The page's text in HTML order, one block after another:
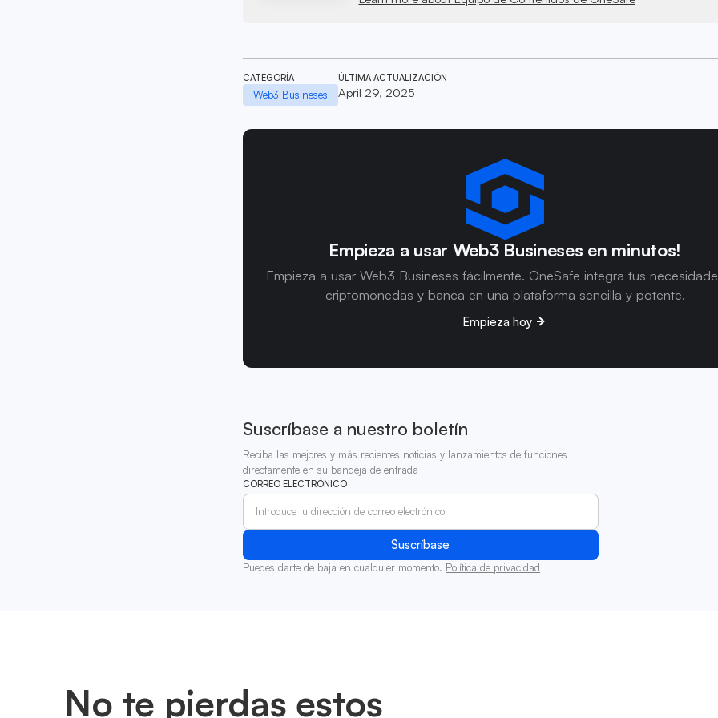
CATEGORÍA
Web3 Busineses
ÚLTIMA ACTUALIZACIÓN
April 29, 2025
Empieza a usar Web3 Busineses en minutos!
Empieza a usar Web3 Busineses fácilmente. OneSafe integra tus
criptomonedas y banca en una plataforma sencilla y potente.
Empieza hoy
Suscríbase a nuestro boletín
Reciba las mejores y más recientes noticias y lanzamientos de funciones
directamente en su bandeja de entrada
CORREO ELECTRÓNICO
Puedes darte de baja en cualquier momento. Política de privacidad
No te pierdas estos